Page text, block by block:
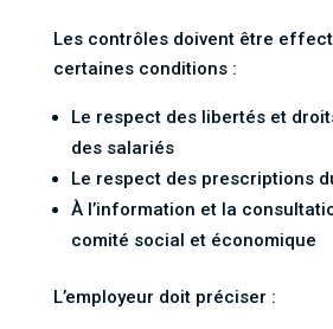
Les contrôles doivent être
certaines conditions :
Le respect des libertés et
des salariés
Le respect des prescriptions
À l’information et la
comité social et économique
L’employeur doit préciser :